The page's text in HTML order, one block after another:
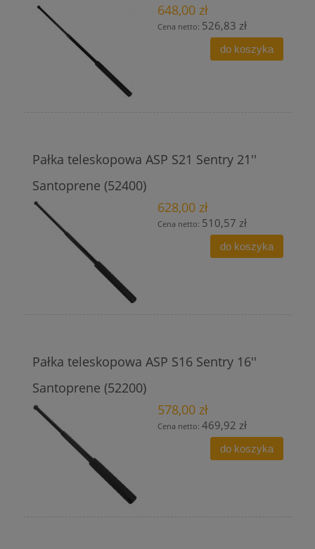
648,00 zł
Cena netto: 526,83 zł
do koszyka
Pałka teleskopowa ASP S21 Sentry 21''
Santoprene (52400)
628,00 zł
Cena netto: 510,57 zł
do koszyka
Pałka teleskopowa ASP S16 Sentry 16''
Santoprene (52200)
578,00 zł
Cena netto: 469,92 zł
do koszyka